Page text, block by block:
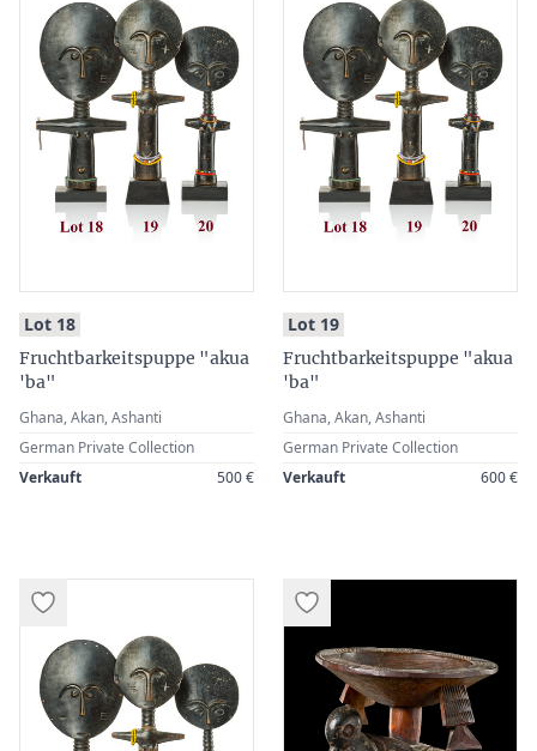
Lot 18:
Fruchtbarkeitspuppe "akua
'ba"
Ghana, Akan, Ashanti
German Private Collection
Verkauft
500 €
Lot 19:
Fruchtbarkeitspuppe "akua
'ba"
Ghana, Akan, Ashanti
German Private Collection
Verkauft
600 €